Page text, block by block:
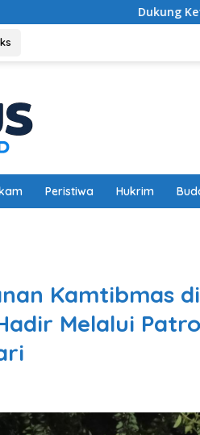
Dukung Ketahanan Pangan,
Peristiwa Hukrim
Kamtibmas
Melalui